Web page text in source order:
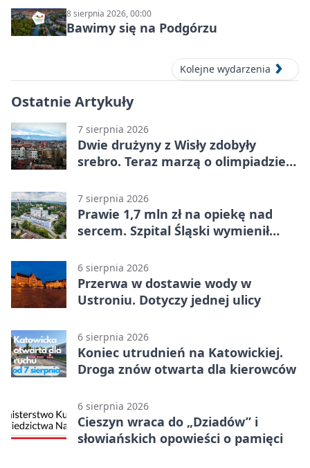
8 sierpnia 2026, 00:00
Bawimy się na Podgórzu
Kolejne wydarzenia
Ostatnie Artykuły
7 sierpnia 2026
Dwie drużyny z Wisły zdobyły
srebro. Teraz marzą o olimpiadzie
7 sierpnia 2026
Prawie 1,7 mln zł na opiekę nad
sercem. Szpital Śląski wymienił
6 sierpnia 2026
Przerwa w dostawie wody w
Ustroniu. Dotyczy jednej ulicy
6 sierpnia 2026
Koniec utrudnień na Katowickiej.
Droga znów otwarta dla kierowców
6 sierpnia 2026
Cieszyn wraca do „Dziadów” i
słowiańskich opowieści o pamięci